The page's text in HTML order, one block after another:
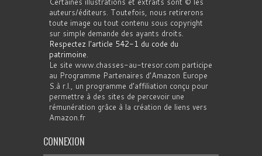
auteurs/éditeurs. Toutefois, nous retirerons
toute image ou tout contenu sous copyright
sur simple demande des ayants droits.
Respectez l'article 542-1 du code du
patrimoine.
Le site www.chasses-au-tresor.com participe
au Programme Partenaires d’Amazon Europe
S.à r.l., un programme d’affiliation conçu pour
permettre à des sites de percevoir une
rémunération grâce à la création de liens vers
Amazon.fr
CONNEXION